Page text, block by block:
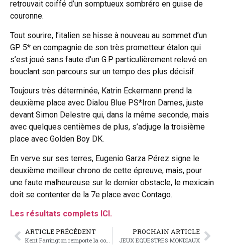
retrouvait coiffé d’un somptueux sombréro en guise de
couronne.
Tout sourire, l’italien se hisse à nouveau au sommet d’un
GP 5* en compagnie de son très prometteur étalon qui
s’est joué sans faute d’un G.P particulièrement relevé en
bouclant son parcours sur un tempo des plus décisif.
Toujours très déterminée, Katrin Eckermann prend la
deuxième place avec Dialou Blue PS*Iron Dames, juste
devant Simon Delestre qui, dans la même seconde, mais
avec quelques centièmes de plus, s’adjuge la troisième
place avec Golden Boy DK.
En verve sur ses terres, Eugenio Garza Pérez signe le
deuxième meilleur chrono de cette épreuve, mais, pour
une faute malheureuse sur le dernier obstacle, le mexicain
doit se contenter de la 7e place avec Contago.
Les résultats complets ICI.
ARTICLE PRÉCÉDENT
Kent Farrington remporte la coupe du monde
PROCHAIN ARTICLE
JEUX EQUESTRES MONDIAUX